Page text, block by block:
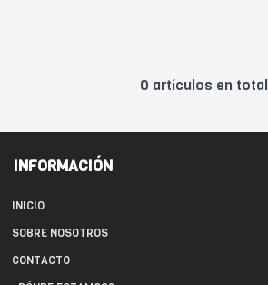
0 artículos en total
INFORMACIÓN
INICIO
SOBRE NOSOTROS
CONTACTO